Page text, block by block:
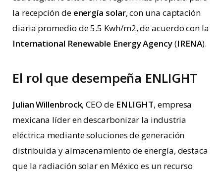
la recepción de energía solar, con una captación
diaria promedio de 5.5 Kwh/m2, de acuerdo con la
International Renewable Energy Agency(IRENA).
El rol que desempeña ENLIGHT
Julian Willenbrock, CEO de ENLIGHT, empresa
mexicana líder en descarbonizar la industria
eléctrica mediante soluciones de generación
distribuida y almacenamiento de energía, destaca
que la radiación solar en México es un recurso